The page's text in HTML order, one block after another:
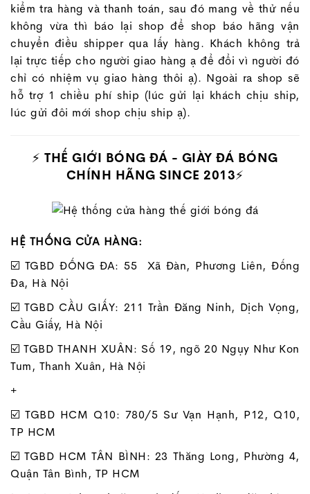
kiểm tra hàng và thanh toán, sau đó mang về thử nếu
không vừa thì báo lại shop để shop báo hãng vận
chuyển điều shipper qua lấy hàng. Khách không trả
lại trực tiếp cho người giao hàng ạ để đổi vì người đó
chỉ có nhiệm vụ giao hàng thôi ạ). Ngoài ra shop sẽ
hỗ trợ 1 chiều phí ship (lúc gửi lại khách chịu ship,
lúc gửi đôi mới shop chịu ship ạ).
⚡THẾ GIỚI BÓNG ĐÁ - GIÀY ĐÁ BÓNG
CHÍNH HÃNG SINCE 2013⚡
HỆ THỐNG CỬA HÀNG:
☑️ TGBD ĐỐNG ĐA: 55 Xã Đàn, Phương Liên, Đống
Đa, Hà Nội
☑️ TGBD CẦU GIẤY: 211 Trần Đăng Ninh, Dịch Vọng,
Cầu Giấy, Hà Nội
☑️ TGBD THANH XUÂN: Số 19, ngõ 20 Ngụy Như Kon
Tum, Thanh Xuân, Hà Nội
+
☑️ TGBD HCM Q10: 780/5 Sư Vạn Hạnh, P12, Q10,
TP HCM
☑️ TGBD HCM TÂN BÌNH: 23 Thăng Long, Phường 4,
Quận Tân Bình, TP HCM